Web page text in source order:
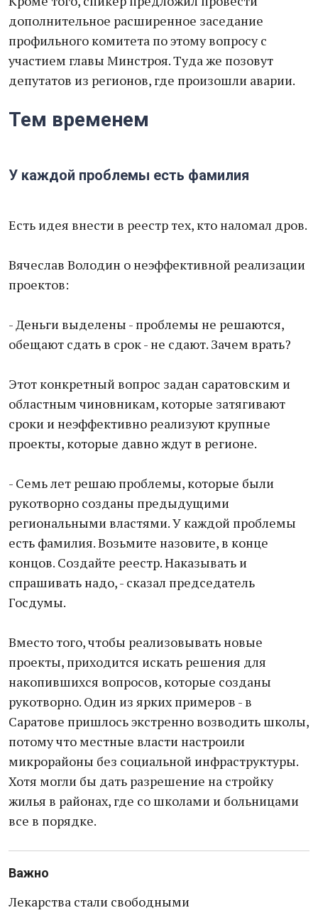
дополнительное расширенное заседание
профильного комитета по этому вопросу с
участием главы Минстроя. Туда же позовут
депутатов из регионов, где произошли аварии.
Тем временем
У каждой проблемы есть фамилия
Есть идея внести в реестр тех, кто наломал дров.
Вячеслав Володин о неэффективной реализации
проектов:
- Деньги выделены - проблемы не решаются,
обещают сдать в срок - не сдают. Зачем врать?
Этот конкретный вопрос задан саратовским и
областным чиновникам, которые затягивают
сроки и неэффективно реализуют крупные
проекты, которые давно ждут в регионе.
- Семь лет решаю проблемы, которые были
рукотворно созданы предыдущими
региональными властями. У каждой проблемы
есть фамилия. Возьмите назовите, в конце
концов. Создайте реестр. Наказывать и
спрашивать надо, - сказал председатель
Госдумы.
Вместо того, чтобы реализовывать новые
проекты, приходится искать решения для
накопившихся вопросов, которые созданы
рукотворно. Один из ярких примеров - в
Саратове пришлось экстренно возводить школы,
потому что местные власти настроили
микрорайоны без социальной инфраструктуры.
Хотя могли бы дать разрешение на стройку
жилья в районах, где со школами и больницами
все в порядке.
Важно
Лекарства стали свободными